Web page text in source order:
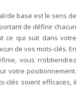
de base est le sens de
de définir chacun
ce qui suit dans votre
de vos mots-clés. En
vous n’obtiendrez
votre positionnement.
clés soient efficaces, il